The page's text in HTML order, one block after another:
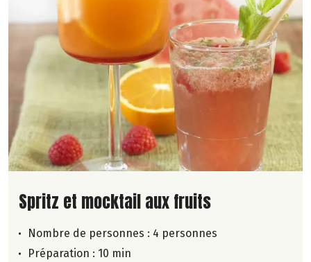
Lire la suite de la recette
Spritz et mocktail aux fruits
Nombre de personnes : 4 personnes
Préparation : 10 min